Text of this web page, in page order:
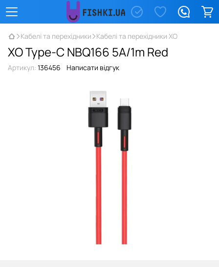
Кабелі та перехідники Кабелі та перехідники XO
XO Type-C NBQ166 5A/1m Red
Артикул: 136456 Написати відгук